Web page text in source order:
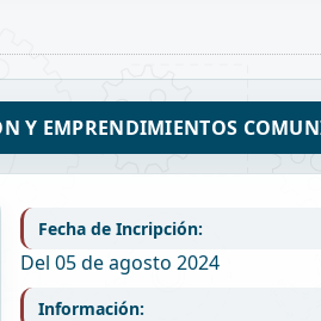
Y EMPRENDIMIENTOS
Fecha de Incripción:
Del 05 de agosto 2024
Información: